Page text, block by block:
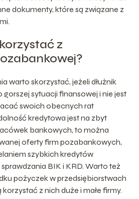
dokumenty, które są związane z
z
warto skorzystać, jeżeli dłużnik
gorszej sytuacji finansowej i nie jest
swoich obecnych rat
kredytowa jest na zbyt
bankowych, to można
oferty firm pozabankowych,
szybkich kredytów
BIK i KRD. Warto też
pożyczek w przedsiębiorstwach
z nich duże i małe firmy.